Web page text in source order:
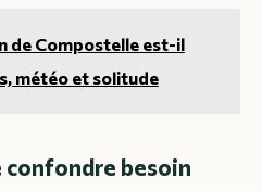
de Compostelle est-il
météo et solitude
besoin